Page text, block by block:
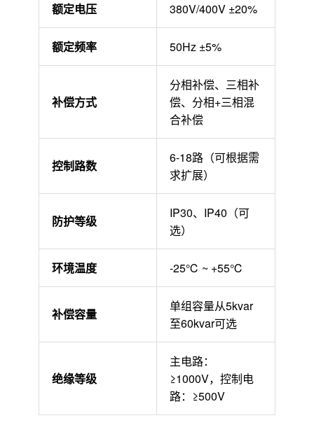
额定电压 380V/400V ±20%
额定频率 50Hz ±5%
补偿方式
分相补偿、三相补
偿、分相+三相混
合补偿
控制路数
6-18路（可根据需
求扩展）
防护等级
IP30、IP40（可
选）
环境温度 -25℃ ~ +55℃
补偿容量
单组容量从5kvar
至60kvar可选
绝缘等级
主电路：
≥1000V，控制电
路：≥500V